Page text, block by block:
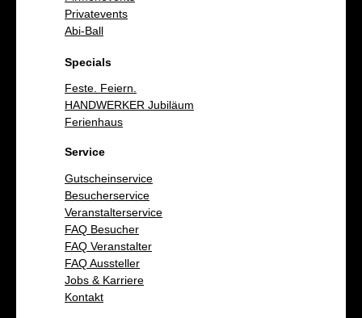
Privatevents
Abi-Ball
Specials
Feste. Feiern.
HANDWERKER Jubiläum
Ferienhaus
Service
Gutscheinservice
Besucherservice
Veranstalterservice
FAQ Besucher
FAQ Veranstalter
FAQ Aussteller
Jobs & Karriere
Kontakt